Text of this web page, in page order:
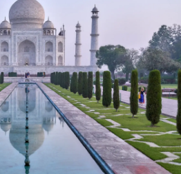
HR-Aufgaben
der HR in bestehende Abläufe
für dein Team
Lösungen für wachsende
Lösungen, um Teams zu
und Großunternehmen
berechnen
Währungen und
für globale Freelancer:innen